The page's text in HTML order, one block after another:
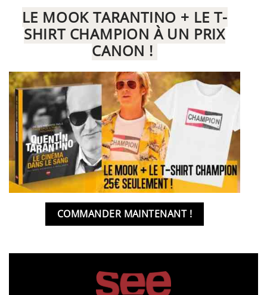
LE MOOK TARANTINO + LE T-
SHIRT CHAMPION À UN PRIX
CANON !
COMMANDER MAINTENANT !